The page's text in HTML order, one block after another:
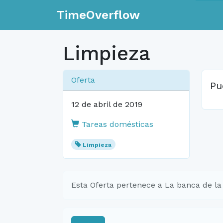
TimeOverflow
Limpieza
Oferta
12 de abril de 2019
Tareas domésticas
Limpieza
Esta Oferta pertenece a La banca de